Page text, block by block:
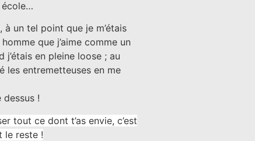
école…
un tel point que je m’étais
que j’aime comme un
j’étais en pleine loose ; au
les entremetteuses en me
dessus !
tout ce dont t’as envie, c’est
le reste !